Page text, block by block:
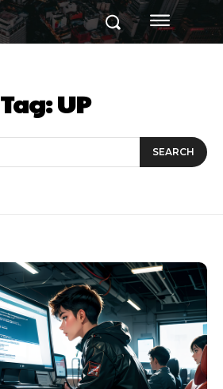
Tag:UP
SEARCH